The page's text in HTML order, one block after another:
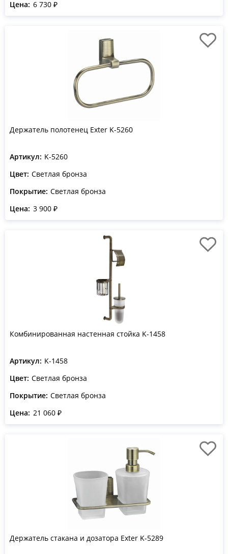
Цена: 6 730 ₽
Держатель полотенец Exter K-5260
Артикул: K-5260
Цвет: Светлая бронза
Покрытие: Светлая бронза
Цена: 3 900 ₽
Комбинированная настенная стойка K-1458
Артикул: K-1458
Цвет: Светлая бронза
Покрытие: Светлая бронза
Цена: 21 060 ₽
Держатель стакана и дозатора Exter K-5289